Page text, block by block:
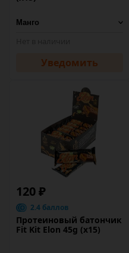
Уведомить
120 ₽
2.4 баллов
Протеиновый батончик
Fit Kit Elon 45g (x15)